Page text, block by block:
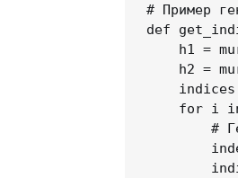
# Пример
def
h1 =
h2 =
indices
for i
#